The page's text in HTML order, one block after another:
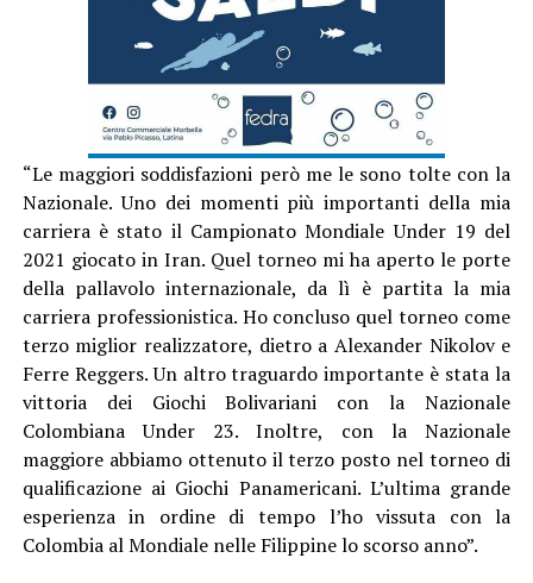
“Le maggiori soddisfazioni però me le sono tolte con la
Nazionale. Uno dei momenti più importanti della mia
carriera è stato il Campionato Mondiale Under 19 del
2021 giocato in Iran. Quel torneo mi ha aperto le porte
della pallavolo internazionale, da lì è partita la mia
carriera professionistica. Ho concluso quel torneo come
terzo miglior realizzatore, dietro a Alexander Nikolov e
Ferre Reggers. Un altro traguardo importante è stata la
vittoria dei Giochi Bolivariani con la Nazionale
Colombiana Under 23. Inoltre, con la Nazionale
maggiore abbiamo ottenuto il terzo posto nel torneo di
qualificazione ai Giochi Panamericani. L’ultima grande
esperienza in ordine di tempo l’ho vissuta con la
Colombia al Mondiale nelle Filippine lo scorso anno”.